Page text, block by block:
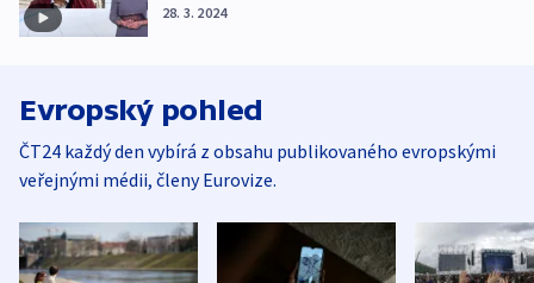
28. 3. 2024
Evropský pohled
ČT24 každý den vybírá z obsahu publikovaného evropskými
veřejnými médii, členy Eurovize.